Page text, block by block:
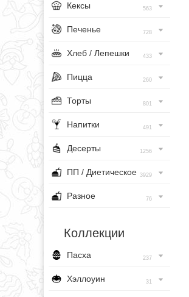
Кексы 563
Печенье 728
Хлеб / Лепешки 433
Пицца 260
Торты 801
Напитки 491
Десерты 1256
ПП / Диетическое 3929
Разное 76
Коллекции
Пасха 237
Хэллоуин 31